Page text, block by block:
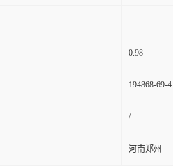
0.98
194868-69-4
/
河南郑州